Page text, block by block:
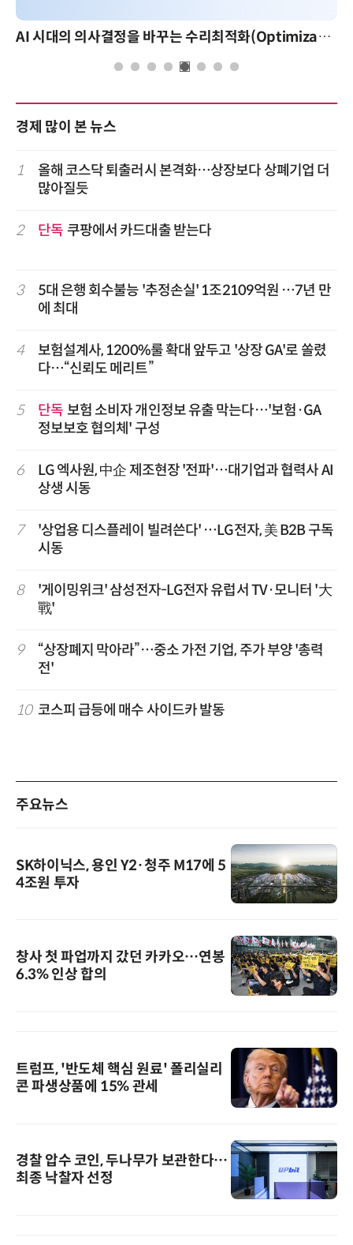
AI 시대의 의사결정을 바꾸는 수리최적화(Optimization): 실제 산업 적용 사례와 활용 전략
경제 많이 본 뉴스
1
올해 코스닥 퇴출러시 본격화…상장보다 상폐기업 더
많아질듯
2 단독 쿠팡에서 카드대출 받는다
3
5대 은행 회수불능 '추정손실' 1조2109억원 …7년 만
에 최대
4
보험설계사, 1200%룰 확대 앞두고 '상장 GA'로 쏠렸
다…“신뢰도 메리트”
5 단독 보험 소비자 개인정보 유출 막는다…'보험·GA
정보보호 협의체' 구성
6
LG 엑사원, 中企 제조현장 '전파'…대기업과 협력사 AI
상생 시동
7
'상업용 디스플레이 빌려쓴다' …LG전자, 美 B2B 구독
시동
8
'게이밍위크' 삼성전자-LG전자 유럽서 TV·모니터 '大
戰'
9
“상장폐지 막아라”…중소 가전 기업, 주가 부양 '총력
전'
10 코스피 급등에 매수 사이드카 발동
주요뉴스
SK하이닉스, 용인 Y2·청주 M17에 5
4조원 투자
창사 첫 파업까지 갔던 카카오…연봉
6.3% 인상 합의
트럼프, '반도체 핵심 원료' 폴리실리
콘 파생상품에 15% 관세
경찰 압수 코인, 두나무가 보관한다…
최종 낙찰자 선정